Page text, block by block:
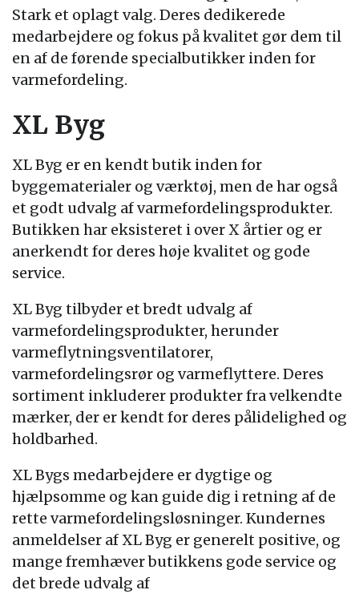
Stark et oplagt valg. Deres dedikerede
medarbejdere og fokus på kvalitet gør dem til
en af de førende specialbutikker inden for
varmefordeling.
XL Byg
XL Byg er en kendt butik inden for
byggematerialer og værktøj, men de har også
et godt udvalg af varmefordelingsprodukter.
Butikken har eksisteret i over X årtier og er
anerkendt for deres høje kvalitet og gode
service.
XL Byg tilbyder et bredt udvalg af
varmefordelingsprodukter, herunder
varmeflytningsventilatorer,
varmefordelingsrør og varmeflyttere. Deres
sortiment inkluderer produkter fra velkendte
mærker, der er kendt for deres pålidelighed og
holdbarhed.
XL Bygs medarbejdere er dygtige og
hjælpsomme og kan guide dig i retning af de
rette varmefordelingsløsninger. Kundernes
anmeldelser af XL Byg er generelt positive, og
mange fremhæver butikkens gode service og
det brede udvalg af